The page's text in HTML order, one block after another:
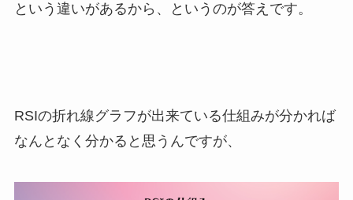
という違いがあるから、というのが答えです。
RSIの折れ線グラフが出来ている仕組みが分かれば
なんとなく分かると思うんですが、